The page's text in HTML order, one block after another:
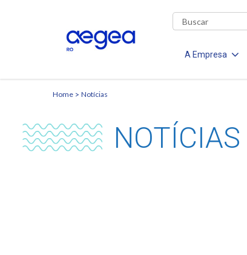
A Empresa
Home Notícias
NOTÍCIAS